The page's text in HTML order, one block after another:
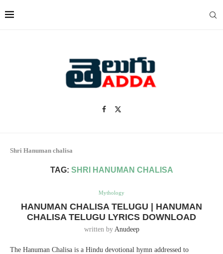
Shri Hanuman chalisa
TAG: SHRI HANUMAN CHALISA
Mythology
HANUMAN CHALISA TELUGU | HANUMAN
CHALISA TELUGU LYRICS DOWNLOAD
written by Anudeep
The Hanuman Chalisa is a Hindu devotional hymn addressed to